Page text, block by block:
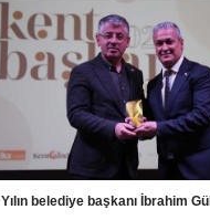
Yılın belediye başkanı İbrahim Gül